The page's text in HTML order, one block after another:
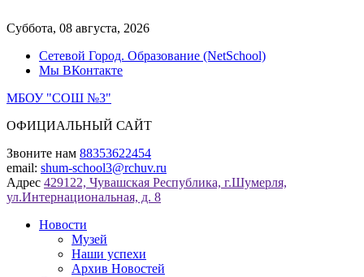
к
Суббота, 08 августа, 2026
Сетевой Город. Образование (NetSchool)
Мы ВКонтакте
МБОУ "СОШ №3"
ОФИЦИАЛЬНЫЙ САЙТ
Звоните нам 88353622454
email: shum-school3@rchuv.ru
Адрес 429122, Чувашская Республика, г.Шумерля,
ул.Интернациональная, д. 8
Новости
Музей
Наши успехи
Архив Новостей